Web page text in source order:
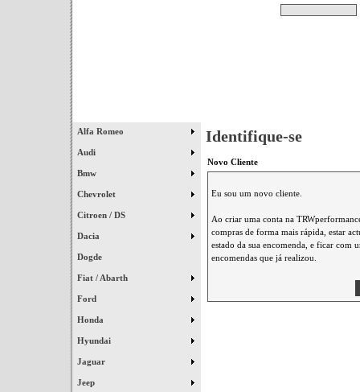
Alfa Romeo
Audi
Bmw
Chevrolet
Citroen / DS
Dacia
Dogde
Fiat / Abarth
Ford
Honda
Hyundai
Jaguar
Jeep
Identifique-se
Novo Cliente
Eu sou um novo cliente.
Ao criar uma conta na
compras de forma mais rápida, estar
estado da sua encomenda, e ficar com
encomendas que já realizou.